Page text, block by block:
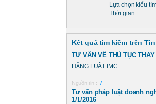
Lựa chọn kiểu
Thời gian :
Kết quả tìm kiếm trên
TƯ VẤN VỀ THỦ TỤC
HÃNG LUẬT IMC...
Nguồn tin : -/-
Tư vấn pháp luật doanh
1/1/2016